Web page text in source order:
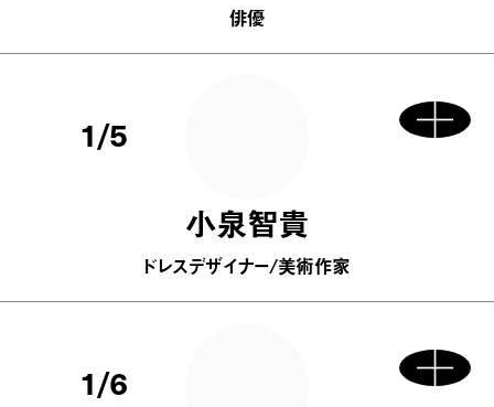
俳優
1/5
小泉智貴
ドレスデザイナー/美術作家
1/6